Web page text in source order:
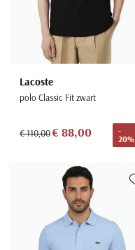
Lacoste
polo Classic Fit zwart
€ 110,00€ 88,00
-
20%